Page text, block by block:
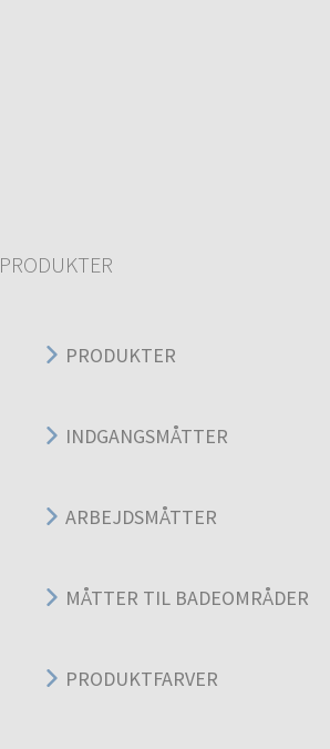
PRODUKTER
PRODUKTER
INDGANGSMÅTTER
ARBEJDSMÅTTER
MÅTTER TIL BADEOMRÅDER
PRODUKTFARVER